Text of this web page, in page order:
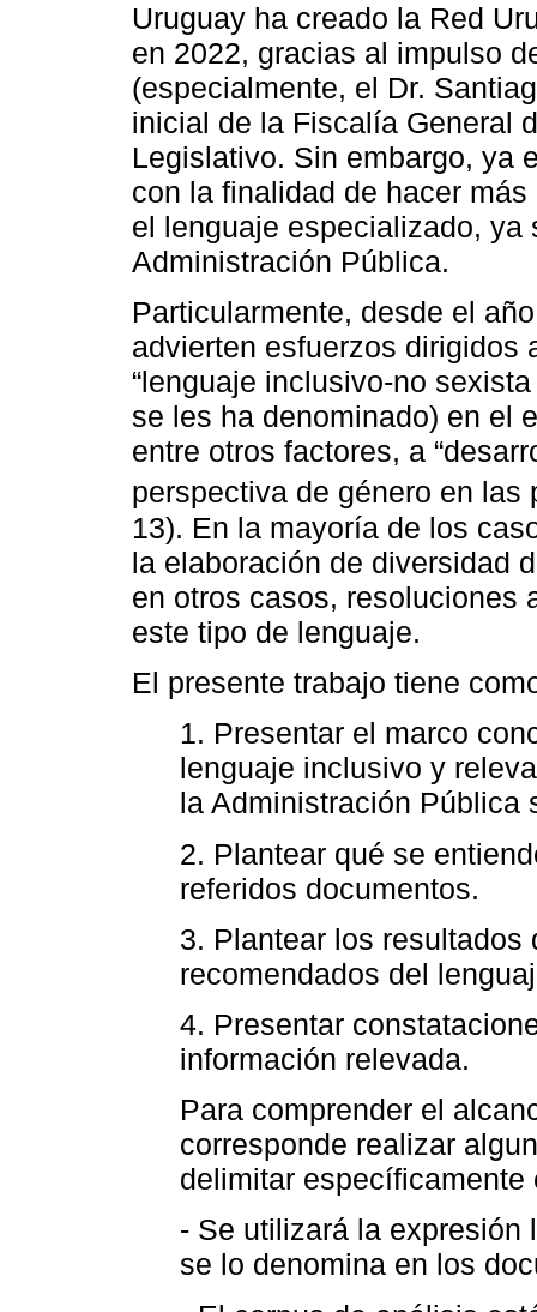
Uruguay ha creado la Red
en 2022, gracias al impulso
(especialmente, el Dr.
inicial de la Fiscalía General
Legislativo. Sin embargo, ya
con la finalidad de hacer
el lenguaje especializado,
Administración Pública.
Particularmente, desde el
advierten esfuerzos dirigidos
“lenguaje inclusivo-no
se les ha denominado) en el
entre otros factores, a
perspectiva de género en las
13). En la mayoría de los
la elaboración de diversidad
en otros casos, resoluciones
este tipo de lenguaje.
El presente trabajo tiene
1. Presentar el marco
lenguaje inclusivo y
la Administración Pública
2. Plantear qué se
referidos documentos.
3. Plantear los
recomendados del
4. Presentar
información relevada.
Para comprender el
corresponde realizar
delimitar
- Se utilizará la expresión
se lo denomina en los